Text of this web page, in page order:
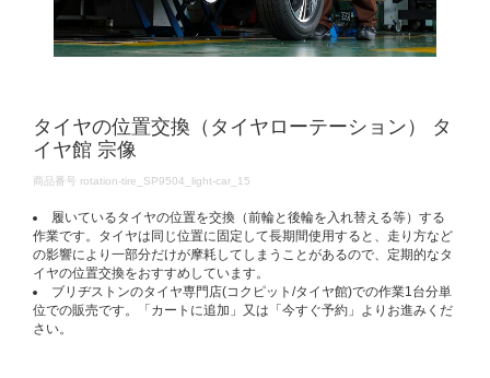
タイヤの位置交換（タイヤローテーション） タ
イヤ館 宗像
DETAILS
商品番号 rotation-tire_SP9504_light-car_15
履いているタイヤの位置を交換（前輪と後輪を入れ替える等）する
作業です。タイヤは同じ位置に固定して長期間使用すると、走り方など
の影響により一部分だけが摩耗してしまうことがあるので、定期的なタ
イヤの位置交換をおすすめしています。
ブリヂストンのタイヤ専門店(コクピット/タイヤ館)での作業1台分単
位での販売です。「カートに追加」又は「今すぐ予約」よりお進みくだ
さい。